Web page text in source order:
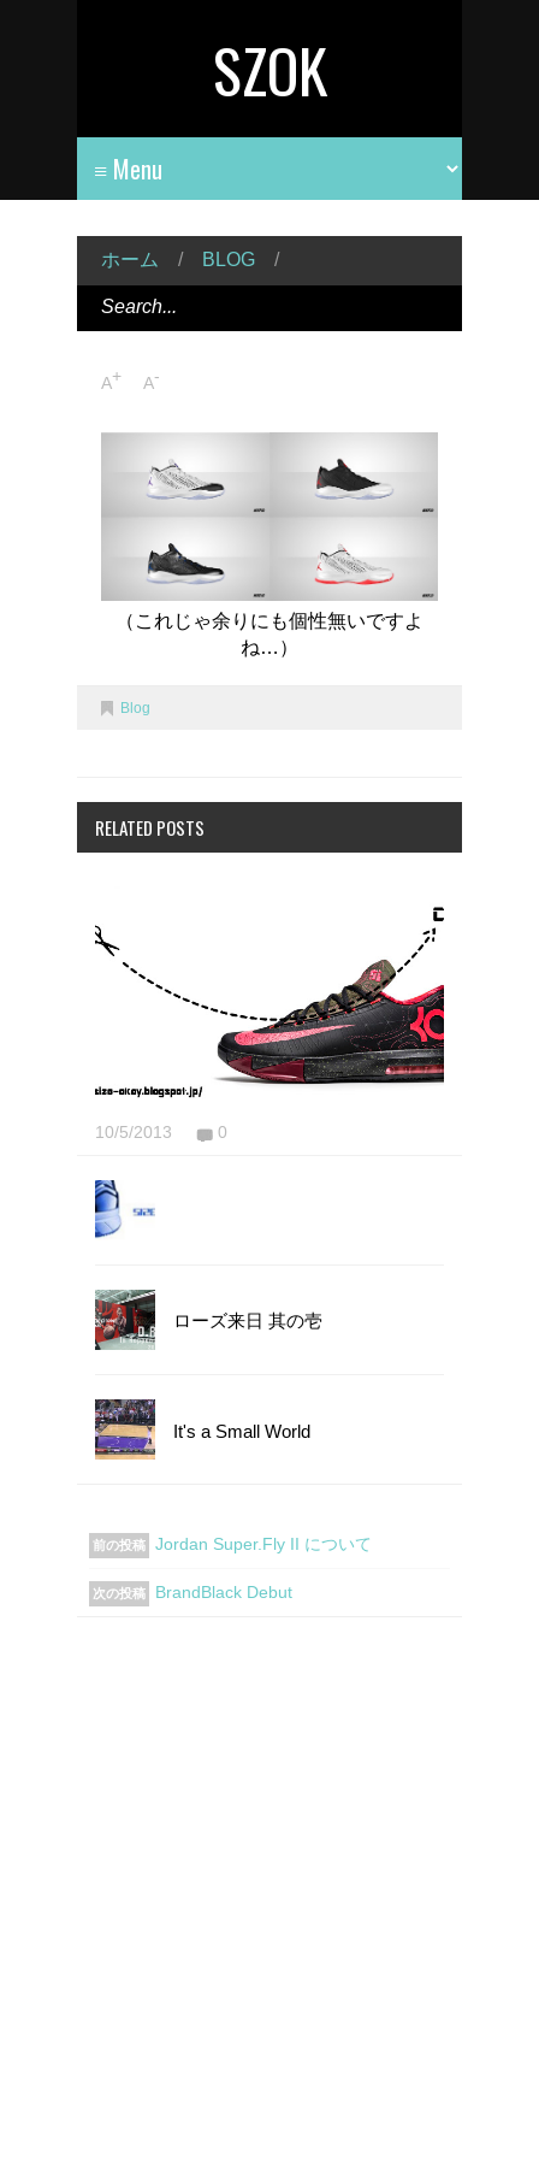
SZOK
ホーム / BLOG /
A+ A-
（これじゃ余りにも個性無いですよ
ね…）
Blog
RELATED POSTS
10/5/2013 0
ローズ来日 其の壱
It's a Small World
前の投稿 Jordan Super.Fly II について
次の投稿 BrandBlack Debut